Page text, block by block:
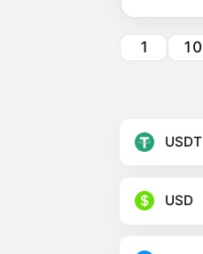
1 10
USDT
USD